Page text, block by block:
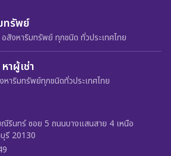
ทรัพย์
สังหาริมทรัพย์ ทุกชนิด ทั่วประเทศไทย
าผู้เช่า
หาริมทรัพย์ทุกชนิดทั่วประเทศไทย
รินทร์ ซอย 5 ถนนบางแสนสาย 4 เหนือ
รี 20130